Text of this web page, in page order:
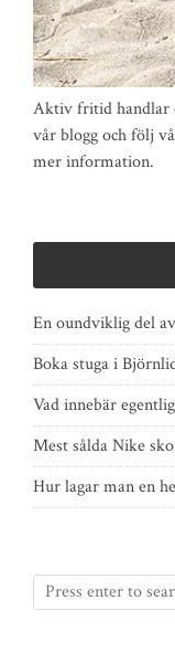
Aktiv fritid handlar
vår blogg och följ
mer information.
En oundviklig del
Boka stuga i
Vad innebär
Mest sålda Nike
Hur lagar man en